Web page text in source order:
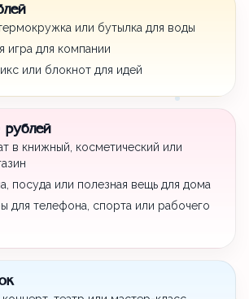
или бутылка для воды
игра для компании
или блокнот для идей
в книжный, косметический или
посуда или полезная вещь для дома
для телефона, спорта или рабочего